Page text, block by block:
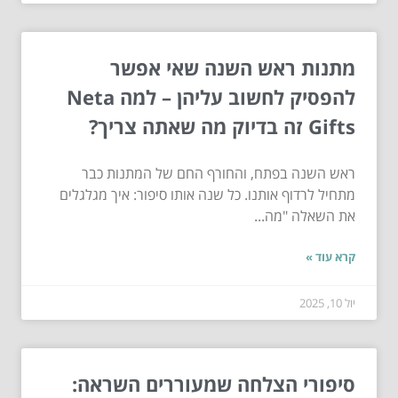
מתנות ראש השנה שאי אפשר
להפסיק לחשוב עליהן – למה Neta
Gifts זה בדיוק מה שאתה צריך?
ראש השנה בפתח, והחורף החם של המתנות כבר
מתחיל לרדוף אותנו. כל שנה אותו סיפור: איך מגלגלים
את השאלה "מה...
קרא עוד »
יול 10, 2025
סיפורי הצלחה שמעוררים השראה: